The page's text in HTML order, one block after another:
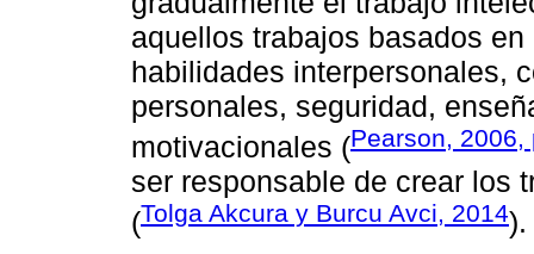
aquellos trabajos basados
habilidades interpersonales,
personales, seguridad,
motivacionales (Pearson, 2006,
ser responsable de crear los
(Tolga Akcura y Burcu Avci, 2014).